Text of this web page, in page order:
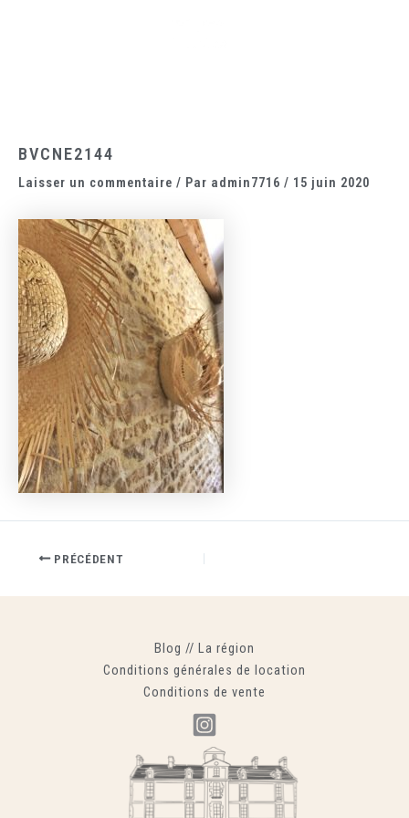
BVCNE2144
Laisser un commentaire / Par admin7716 / 15 juin 2020
PRÉCÉDENT
Blog // La région
Conditions générales de location
Conditions de vente